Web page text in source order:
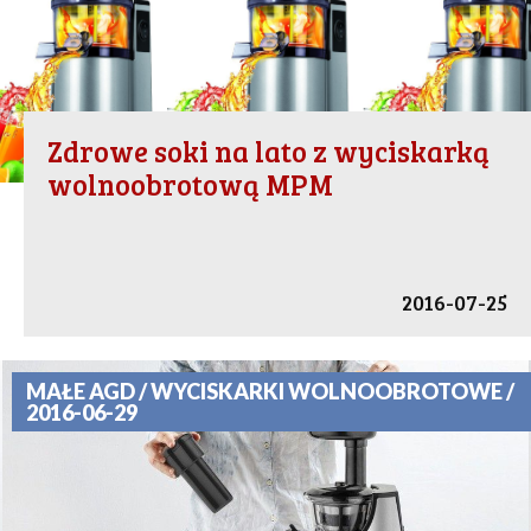
Zdrowe soki na lato z wyciskarką
wolnoobrotową MPM
2016-07-25
MAŁE AGD / WYCISKARKI WOLNOOBROTOWE /
2016-06-29